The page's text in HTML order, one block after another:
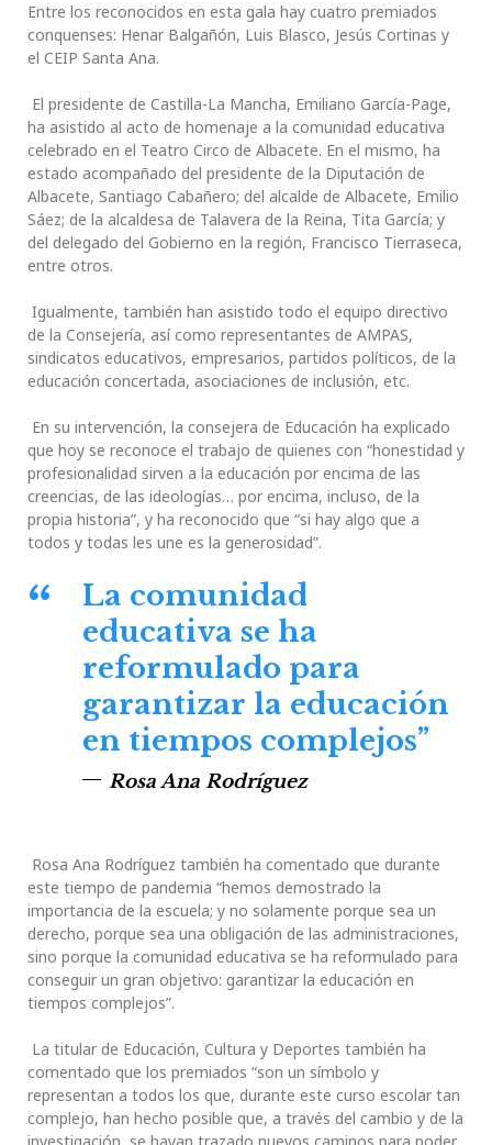
Entre los reconocidos en esta gala hay cuatro premiados
conquenses: Henar Balgañón, Luis Blasco, Jesús Cortinas y
el CEIP Santa Ana.
El presidente de Castilla-La Mancha, Emiliano García-Page,
ha asistido al acto de homenaje a la comunidad educativa
celebrado en el Teatro Circo de Albacete. En el mismo, ha
estado acompañado del presidente de la Diputación de
Albacete, Santiago Cabañero; del alcalde de Albacete, Emilio
Sáez; de la alcaldesa de Talavera de la Reina, Tita García; y
del delegado del Gobierno en la región, Francisco Tierraseca,
entre otros.
Igualmente, también han asistido todo el equipo directivo
de la Consejería, así como representantes de AMPAS,
sindicatos educativos, empresarios, partidos políticos, de la
educación concertada, asociaciones de inclusión, etc.
En su intervención, la consejera de Educación ha explicado
que hoy se reconoce el trabajo de quienes con “honestidad y
profesionalidad sirven a la educación por encima de las
creencias, de las ideologías… por encima, incluso, de la
propia historia”, y ha reconocido que “si hay algo que a
todos y todas les une es la generosidad”.
La comunidad
educativa se ha
reformulado para
garantizar la educación
en tiempos complejos”
Rosa Ana Rodríguez
Rosa Ana Rodríguez también ha comentado que durante
este tiempo de pandemia “hemos demostrado la
importancia de la escuela; y no solamente porque sea un
derecho, porque sea una obligación de las administraciones,
sino porque la comunidad educativa se ha reformulado para
conseguir un gran objetivo: garantizar la educación en
tiempos complejos”.
La titular de Educación, Cultura y Deportes también ha
comentado que los premiados “son un símbolo y
representan a todos los que, durante este curso escolar tan
complejo, han hecho posible que, a través del cambio y de la